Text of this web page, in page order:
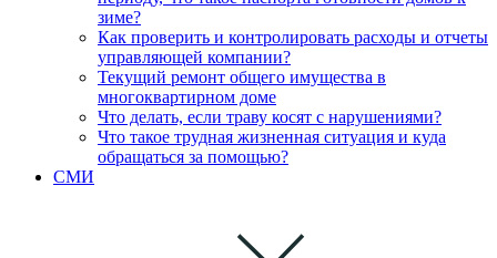
зиме?
Как проверить и контролировать расходы и отчеты
управляющей компании?
Текущий ремонт общего имущества в
многоквартирном доме
Что делать, если траву косят с нарушениями?
Что такое трудная жизненная ситуация и куда
обращаться за помощью?
СМИ